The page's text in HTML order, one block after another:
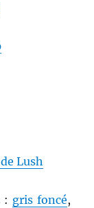
Lush
: gris foncé,